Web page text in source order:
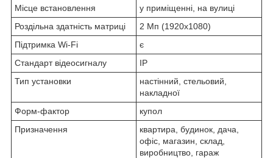
Місце встановлення
у приміщенні, на вулиці
Роздільна здатність матриці
2 Мп (1920х1080)
Підтримка Wi-Fi
є
Стандарт відеосигналу
IP
Тип установки
настінний, стельовий,
накладної
Форм-фактор
купол
Призначення
квартира, будинок, дача,
офіс, магазин, склад,
виробництво, гараж